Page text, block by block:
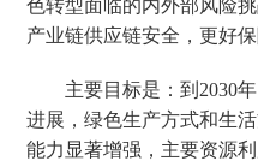
色转型面临的内外部风险
产业链供应链安全，更好
主要目标是：到2030
进展，绿色生产方式和生
能力显著增强，主要资源